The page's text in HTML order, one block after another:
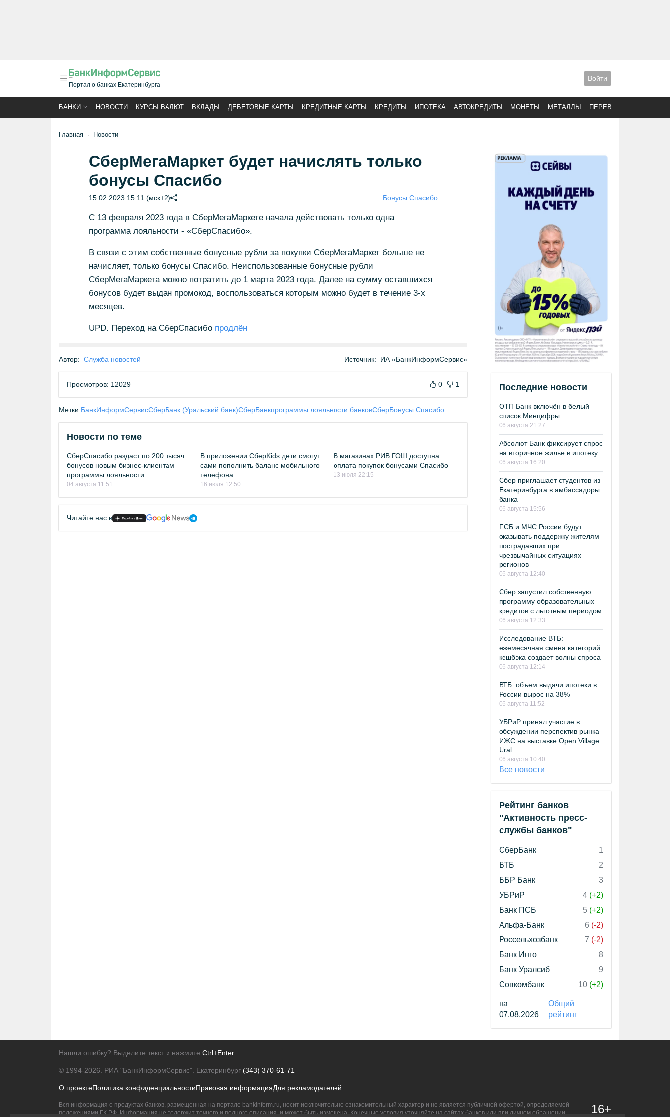
Портал о банках Екатеринбурга
Войти
БАНКИ НОВОСТИ КУРСЫ ВАЛЮТ ВКЛАДЫ ДЕБЕТОВЫЕ КАРТЫ КРЕДИТНЫЕ КАРТЫ КРЕДИТЫ ИПОТЕКА АВТОКРЕДИТЫ МОНЕТЫ МЕТАЛЛЫ ПЕРЕВОДЫ
Главная Новости
СберМегаМаркет будет начислять только
бонусы Спасибо
15.02.2023 15:11 (мск+2) Бонусы Спасибо
С 13 февраля 2023 года в СберМегаМаркете начала действовать только одна
программа лояльности - «СберСпасибо».
В связи с этим собственные бонусные рубли за покупки СберМегаМаркет больше не
начисляет, только бонусы Спасибо. Неиспользованные бонусные рубли
СберМегаМаркета можно потратить до 1 марта 2023 года. Далее на сумму оставшихся
бонусов будет выдан промокод, воспользоваться которым можно будет в течение 3-х
месяцев.
UPD. Переход на СберСпасибо продлён
Автор: Служба новостей Источник: ИА «БанкИнформСервис»
Просмотров: 12029 0 1
Метки:БанкИнформСервисСберБанк (Уральский банк)СберБанкпрограммы лояльности банковСберБонусы Спасибо
Новости по теме
СберСпасибо раздаст по 200 тысяч
бонусов новым бизнес-клиентам
программы лояльности
04 августа 11:51
В приложении СберKids дети смогут
сами пополнить баланс мобильного
телефона
16 июля 12:50
В магазинах РИВ ГОШ доступна
оплата покупок бонусами Спасибо
13 июля 22:15
Читайте нас в
Последние новости
ОТП Банк включён в белый
список Минцифры
06 августа 21:27
Абсолют Банк фиксирует спрос
на вторичное жилье в ипотеку
06 августа 16:20
Сбер приглашает студентов из
Екатеринбурга в амбассадоры
банка
06 августа 15:56
ПСБ и МЧС России будут
оказывать поддержку жителям
пострадавших при
чрезвычайных ситуациях
регионов
06 августа 12:40
Сбер запустил собственную
программу образовательных
кредитов с льготным периодом
06 августа 12:33
Исследование ВТБ:
ежемесячная смена категорий
кешбэка создает волны спроса
06 августа 12:14
ВТБ: объем выдачи ипотеки в
России вырос на 38%
06 августа 11:52
УБРиР принял участие в
обсуждении перспектив рынка
ИЖС на выставке Open Village
Ural
06 августа 10:40
Все новости
Рейтинг банков
"Активность пресс-
службы банков"
СберБанк
1
ВТБ
2
ББР Банк
3
УБРиР
4 (+2)
Банк ПСБ
5 (+2)
Альфа-Банк
6 (-2)
Россельхозбанк
7 (-2)
Банк Инго
8
Банк Уралсиб
9
Совкомбанк
10 (+2)
на
07.08.2026
Общий
рейтинг
Нашли ошибку? Выделите текст и нажмите Ctrl+Enter
© 1994-2026. РИА "БанкИнформСервис". Екатеринбург (343) 370-61-71
О проектеПолитика конфиденциальностиПравовая информацияДля рекламодателей
Вся информация о продуктах банков, размещенная на портале bankinform.ru, носит исключительно ознакомительный характер и не является публичной офертой, определяемой
положениями ГК РФ. Информация не содержит точного и полного описания, и может быть изменена. Конечные условия уточняйте на сайтах банков или при личном обращении.
16+